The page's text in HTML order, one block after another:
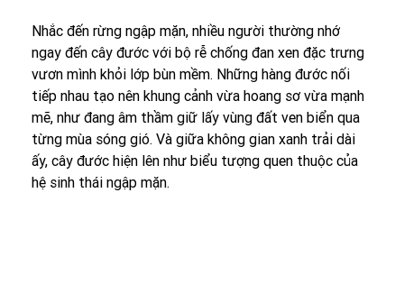
Nhắc đến rừng ngập mặn, nhiều người thường nhớ
ngay đến cây đước với bộ rễ chống đan xen đặc trưng
vươn mình khỏi lớp bùn mềm. Những hàng đước nối
tiếp nhau tạo nên khung cảnh vừa hoang sơ vừa mạnh
mẽ, như đang âm thầm giữ lấy vùng đất ven biển qua
từng mùa sóng gió. Và giữa không gian xanh trải dài
ấy, cây đước hiện lên như biểu tượng quen thuộc của
hệ sinh thái ngập mặn.